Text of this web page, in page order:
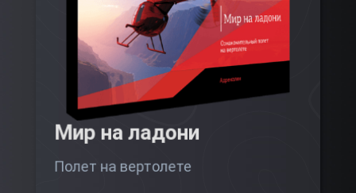
Мир на ладони
Полет на вертолете